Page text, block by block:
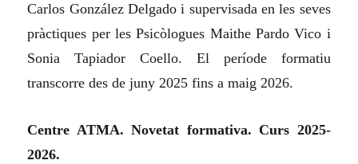
Carlos González Delgado i supervisada en les seves
pràctiques per les Psicòlogues Maithe Pardo Vico i
Sonia Tapiador Coello. El període formatiu
transcorre des de juny 2025 fins a maig 2026.
Centre ATMA. Novetat formativa. Curs 2025-
2026.